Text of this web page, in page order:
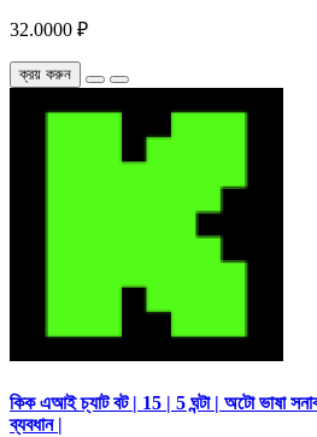
32.0000 ₽
ক্রয় করুন
কিক এআই চ্যাট বট | 15 | 5 ঘন্টা | অটো ভাষা
ব্যবধান |